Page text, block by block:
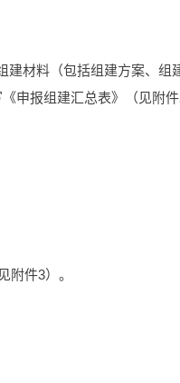
材料（包括组建方案、组
申报组建汇总表》（见附
附件3）。